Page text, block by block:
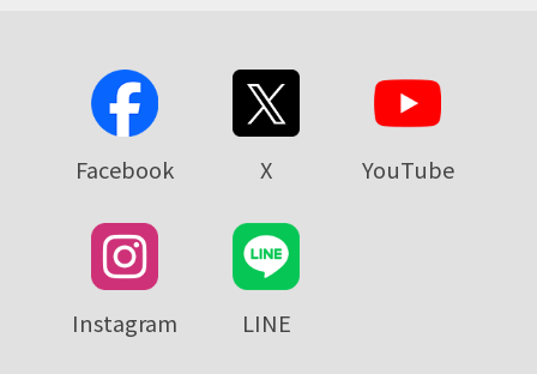
Facebook X YouTube
Instagram LINE